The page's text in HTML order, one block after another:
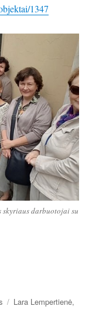
1347
darbuotojai su
Žymos
Lara Lempertienė,